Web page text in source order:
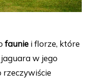
faunie i florze, które
w jego
rzeczywiście